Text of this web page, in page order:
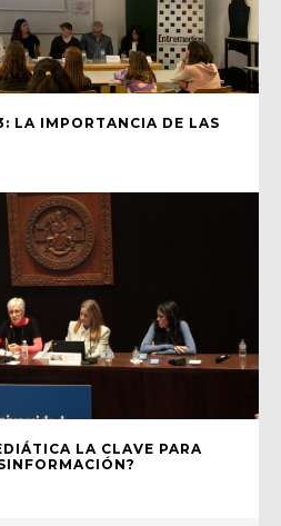
LA IMPORTANCIA DE LAS
LA CLAVE PARA